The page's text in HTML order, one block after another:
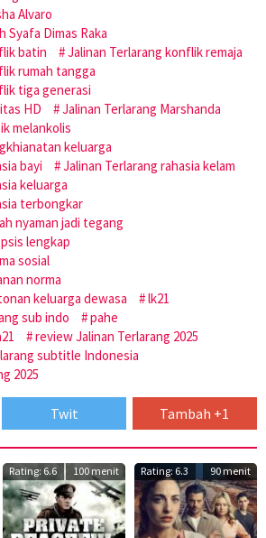
Alvaro
Syafa Dimas Raka
batin
Jalinan Terlarang konflik remaja
rumah tangga
tiga generasi
HD
Jalinan Terlarang Marshanda
melankolis
keluarga
bayi
Jalinan Terlarang rahasia kelam
keluarga
terbongkar
nyaman jadi tegang
lengkap
sosial
norma
keluarga dewasa
lk21
sub indo
pahe
review Jalinan Terlarang 2025
subtitle Indonesia
2025
Twit
Tambah +1
Rating: 6.6 100 menit Rating: 6.3 90 menit